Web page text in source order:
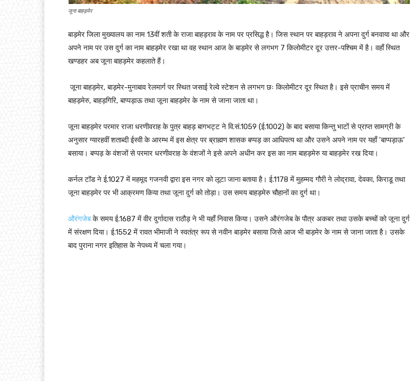
जूना बाहड़मेर
बाड़मेर जिला मुख्यालय का नाम 13वीं शती के राजा बाहड़राव के नाम पर प्रसिद्ध है। जिस स्थान पर बाहड़राव ने अपना दुर्ग बनवाया था और
अपने नाम पर उस दुर्ग का नाम बाहड़मेर रखा था वह स्थान आज के बाड़मेर से लगभग 7 किलोमीटर दूर उत्तर-पश्चिम में है। वहाँ स्थित
खण्डहर अब जूना बाहड़मेर कहलाते हैं।
जूना बाहड़मेर, बाड़मेर-मुनाबाव रेलमार्ग पर स्थित जसाई रेल्वे स्टेशन से लगभग छः किलोमीटर दूर स्थित है। इसे प्राचीन समय में
बाहड़मेरु, बाहड़गिरि, बाप्पड़ाऊ तथा जूना बाहड़मेर के नाम से जाना जाता था।
जूना बाहड़मेर परमार राजा धरणीवराह के पुत्र बाहड़ बागभट्ट ने वि.सं.1059 (ई.1002) के बाद बसाया किन्तु भाटों से प्राप्त सामग्री के
अनुसार ग्यारहवीं शताब्दी ईस्वी के आरम्भ में इस क्षेत्र पर ब्राह्मण शासक बप्पड़ का आधिपत्य था और उसने अपने नाम पर यहाँ ‘बाप्पड़ाऊ’
बसाया। बप्पड़ के वंशजों से परमार धरणीवराह के वंशजों ने इसे अपने अधीन कर इस का नाम बाहड़मेरु या बाहड़मेर रख दिया।
कर्नल टॉड ने ई.1027 में महमूद गजनवी द्वारा इस नगर को लूटा जाना बताया है। ई.1178 में मुहम्मद गौरी ने लोद्रावा, देवका, किराडू तथा
जूना बाहड़मेर पर भी आक्रमण किया तथा जूना दुर्ग को तोड़ा। उस समय बाहड़मेरु चौहानों का दुर्ग था।
औरंगजेबके समय ई.1687 में वीर दुर्गादास राठौड़ ने भी यहाँ निवास किया। उसने औरंगजेब के पौत्र अकबर तथा उसके बच्चों को जूना दुर्ग
में संरक्षण दिया। ई.1552 में रावत भीमाजी ने स्वतंत्र रूप से नवीन बाड़मेर बसाया जिसे आज भी बाड़मेर के नाम से जाना जाता है। उसके
बाद पुराना नगर इतिहास के नेपथ्य में चला गया।